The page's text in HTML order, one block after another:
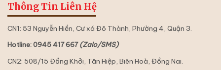
Thông Tin Liên Hệ
CN1: 53 Nguyễn Hiền, Cư xá Đô Thành, Phường 4, Quận 3.
Hotline: 0945 417 667(Zalo/SMS)
CN2: 508/15 Đồng Khởi, Tân Hiệp, Biên Hoà, Đồng Nai.